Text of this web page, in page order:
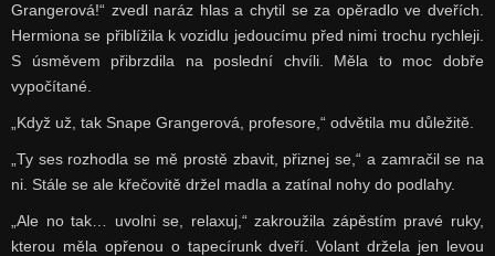
Grangerová!“ zvedl naráz hlas a chytil se za opěradlo ve dveřích.
Hermiona se přiblížila k vozidlu jedoucímu před nimi trochu rychleji.
S úsměvem přibrzdila na poslední chvíli. Měla to moc dobře
vypočítané.
„Když už, tak Snape Grangerová, profesore,“ odvětila mu důležitě.
„Ty ses rozhodla se mě prostě zbavit, přiznej se,“ a zamračil se na
ni. Stále se ale křečovitě držel madla a zatínal nohy do podlahy.
„Ale no tak… uvolni se, relaxuj,“ zakroužila zápěstím pravé ruky,
kterou měla opřenou o tapecírunk dveří. Volant držela jen levou